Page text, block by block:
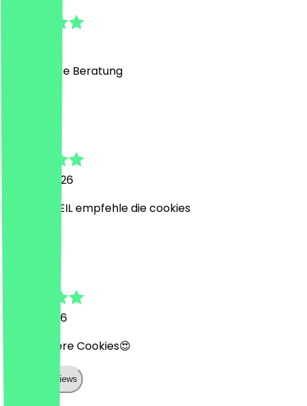
11. Juli 2026
Super nette Beratung
20. Juni 2026
SOOOO GEIL empfehle die cookies
11. Juni 2026
Sehr leckere Cookies😍
Show all reviews